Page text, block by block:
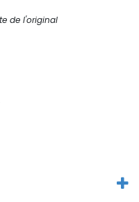
de l'original